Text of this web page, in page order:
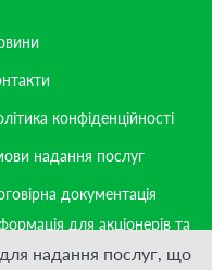
конфіденційності
надання послуг
документація
для акціонерів та
надання послуг, що